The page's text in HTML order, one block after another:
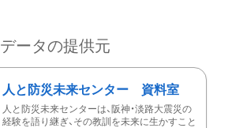
データの提供元
人と防災未来センター 資料室
人と防災未来センターは、阪神・淡路大震災の
経験を語り継ぎ、その教訓を未来に生かすこと